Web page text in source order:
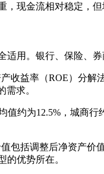
现金流相对稳定，
用。银行、保险、
收益率（ROE）分
需求。
约为12.5%，城商
包括调整后净资产
的优势所在。